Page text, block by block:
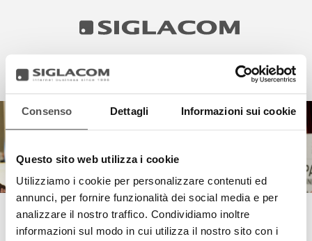
Consenso Dettagli Informazioni sui cookie
Questo sito web utilizza i cookie
Utilizziamo i cookie per personalizzare contenuti ed
annunci, per fornire funzionalità dei social media e per
analizzare il nostro traffico. Condividiamo inoltre
informazioni sul modo in cui utilizza il nostro sito con i
EN IT
HIGHLIGHTS
SIGLACOM
‹
PENNELLI FARO - TEASER FLESS